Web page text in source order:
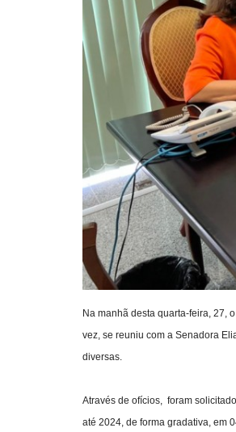
Na manhã desta quarta-feira, 27,
vez, se reuniu com a Senadora
diversas.
Através de ofícios, foram
até 2024, de forma gradativa, em